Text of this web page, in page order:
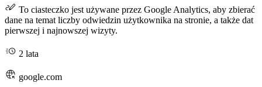
To ciasteczko jest używane przez Google Analytics, aby zbierać
dane na temat liczby odwiedzin użytkownika na stronie, a także dat
pierwszej i najnowszej wizyty.
2 lata
google.com